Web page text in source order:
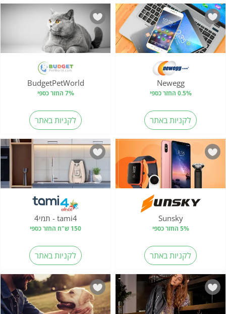
Newegg
0.5% החזר כספי
לקניות באתר
BudgetPetWorld
7% החזר כספי
לקניות באתר
Sunsky
5% החזר כספי
לקניות באתר
tami4 - תמי4
150 ש"ח החזר כספי
לקניות באתר